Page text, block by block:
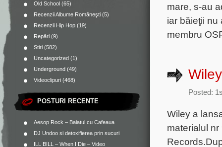
Old School (65)
Recenzii Albume Româneşti (5)
Recenzii Hip Hop (19)
Repări (9)
Stiri (582)
Uncategorized (1)
Underground (49)
Videoclipuri (468)
POSTURI RECENTE
Aesop Rock – Baiatul cu Cafeaua
DJ Undoo si detoxifierea prin sucuri
ILL BILL – When I Die – Video
mare, s-au
iar băieţii nu
membru
Posted:
Wiley a
materialul